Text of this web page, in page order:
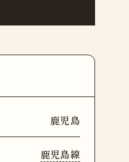
鹿児島
鹿児島線